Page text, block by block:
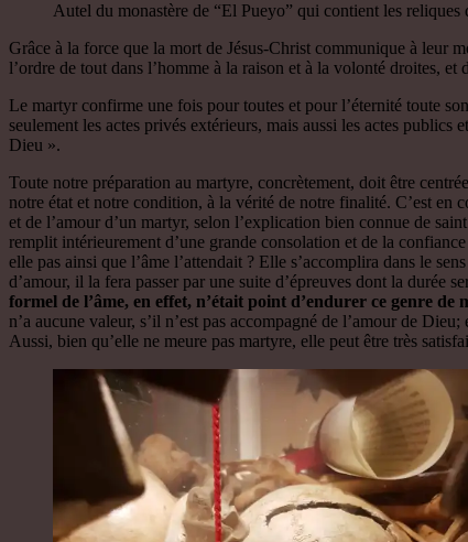
Autel du monastère de “El Pueyo” qui contient les reliques
Grâce à la force que la mort de Jésus-Christ communique à leur
l’ordre de tout dans l’homme à la raison et à la volonté droites,
Le martyr confirme une fois pour toutes et pour l’éternité toute
seulement les actes privés extérieurs, mais aussi les actes
Dieu ».
Toute notre préparation au martyre, concrètement, doit être
notre état et notre condition, à la vérité de notre finalité. C’est en
et de l’amour d’un martyr, selon l’explication bien connue de
remplit intérieurement d’une grande consolation et de la
elle pas ainsi que l’âme l’attendait ? Elle s’accomplira dans le
d’amour, il la fera passer par une suite d’épreuves dont la durée
formel de l’âme, en effet, n’était point d’endurer ce genre
n’a aucune valeur, s’il n’est pas accompagné de l’amour de
Aussi, bien qu’elle ne meure pas martyre, elle peut être très